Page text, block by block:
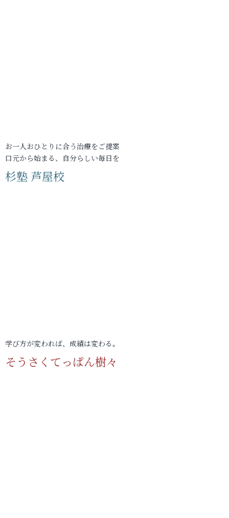
お一人おひとりに合う治療をご提案
口元から始まる、自分らしい毎日を
杉塾 芦屋校
学び方が変われば、成績は変わる。
そうさくてっぱん樹々